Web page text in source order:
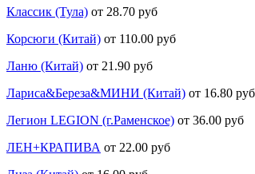
Классик (Тула) от 28.70 руб
Корсюги (Китай) от 110.00 руб
Ланю (Китай) от 21.90 руб
Лариса&Береза&МИНИ (Китай) от 16.80 руб
Легион LEGION (г.Раменское) от 36.00 руб
ЛЕН+КРАПИВА от 22.00 руб